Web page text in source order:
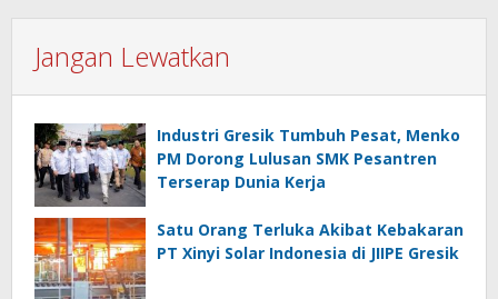
Jangan Lewatkan
Industri Gresik Tumbuh Pesat, Menko
PM Dorong Lulusan SMK Pesantren
Terserap Dunia Kerja
Satu Orang Terluka Akibat Kebakaran
PT Xinyi Solar Indonesia di JIIPE Gresik